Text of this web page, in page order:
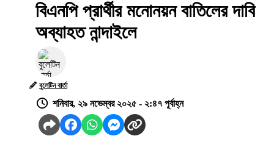
বিএনপি প্রার্থীর মনোনয়ন বাতিলের দাবি
অব্যাহত নান্দাইলে
বুলেটিন বার্তা
শনিবার, ২৯ নভেম্বর ২০২৫ - ২:৪৭ পূর্বাহ্ন